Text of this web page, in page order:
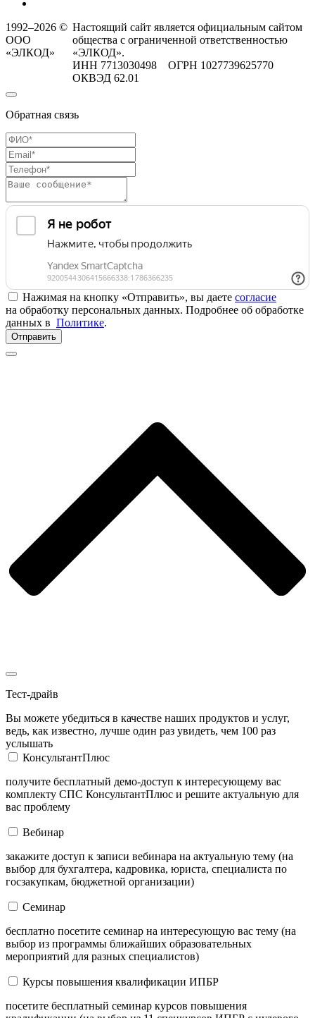
1992–2026 ©
ООО
«ЭЛКОД»
Настоящий сайт является официальным сайтом
общества с ограниченной ответственностью
«ЭЛКОД».
ИНН 7713030498 ОГРН 1027739625770
ОКВЭД 62.01
Обратная связь
Нажимая на кнопку «Отправить», вы даете согласие
на обработку персональных данных. Подробнее об обработке
данных в Политике.
Отправить
Тест-драйв
Вы можете убедиться в качестве наших продуктов и услуг,
ведь, как известно, лучше один раз увидеть, чем 100 раз
услышать
КонсультантПлюс
получите бесплатный демо-доступ к интересующему вас
комплекту СПС КонсультантПлюс и решите актуальную для
вас проблему
Вебинар
закажите доступ к записи вебинара на актуальную тему (на
выбор для бухгалтера, кадровика, юриста, специалиста по
госзакупкам, бюджетной организации)
Семинар
бесплатно посетите семинар на интересующую вас тему (на
выбор из программы ближайших образовательных
мероприятий для разных специалистов)
Курсы повышения квалификации ИПБР
посетите бесплатный семинар курсов повышения